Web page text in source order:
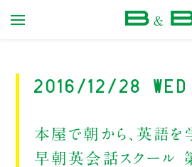
2016/12/28 Wed
本屋で朝から、英語
早朝英会話スクール